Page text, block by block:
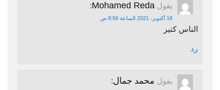
يقول Mohamed Reda
:
18 أكتوبر، 2021 الساعة 8:56 ص
الناس كتير
رد
يقول محمد جمال: